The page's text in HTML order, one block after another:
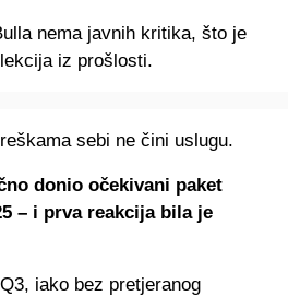
nema javnih kritika, što je
iz prošlosti.
sebi ne čini uslugu.
donio očekivani paket
– i prva reakcija bila je
iako bez pretjeranog